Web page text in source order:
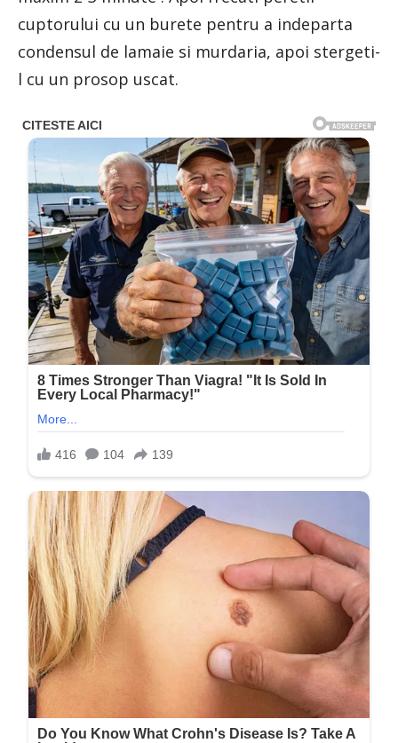
cuptorului cu un burete pentru a indeparta
condensul de lamaie si murdaria, apoi stergeti-
l cu un prosop uscat.